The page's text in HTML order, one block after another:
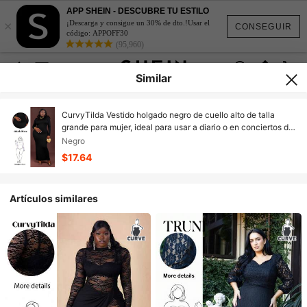
CONSEGUIR
×
APP SHEIN - DESCUBRE TU ESTILO
¡Descarga y consigue un 30% de dto.!Usar el
código: APPOFF30
(95,960)
Similar
CurvyTilda Vestido holgado negro de cuello alto de talla
grande para mujer, ideal para usar a diario o en conciertos de
música country, elegante y básico para primavera y verano
Negro
$17.64
Artículos similares